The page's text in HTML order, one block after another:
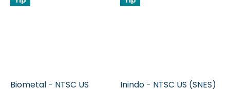
Biometal - NTSC US
Inindo - NTSC US (SNES)